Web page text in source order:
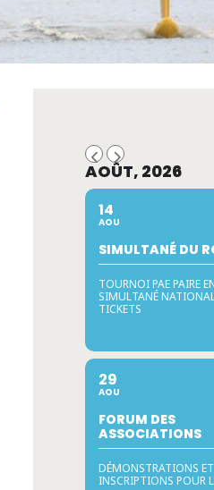
AOÛT, 2026
14
AOU
SIMULTANÉ DU
TOURNOI PAE PAIRE
SIMULTANÉ
TICKETS
29
AOU
FORUM DES
ASSOCIATIONS
DÉMONSTRATIONS ET
INSCRIPTIONS POUR